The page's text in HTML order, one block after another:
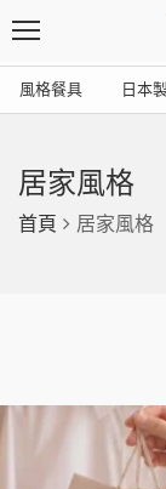
風格餐具 日本
居家風格
首頁 居家風格